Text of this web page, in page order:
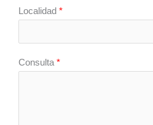
Localidad *
Consulta *